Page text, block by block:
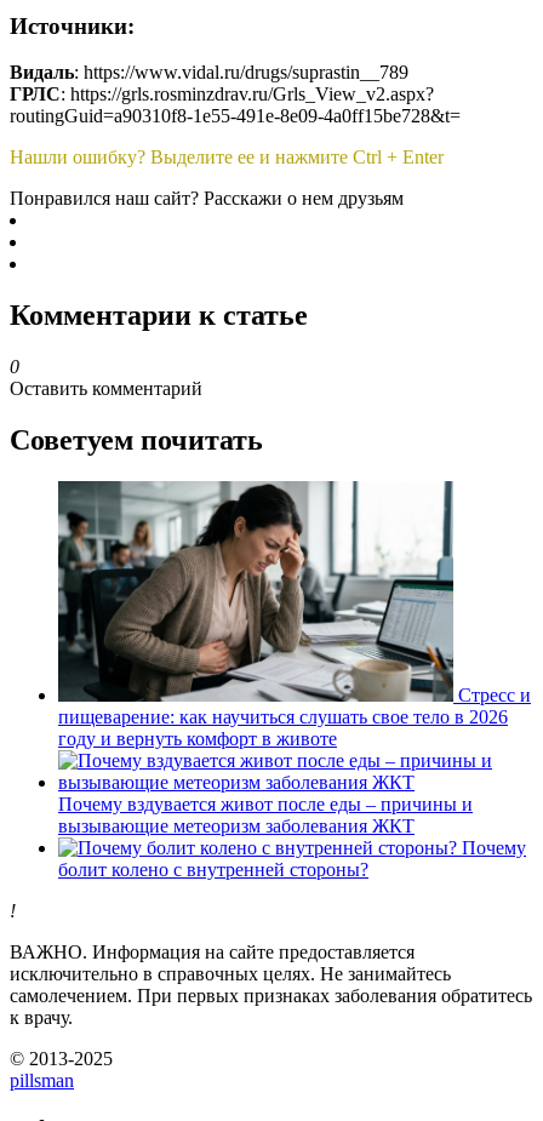
Источники:
Видаль: https://www.vidal.ru/drugs/suprastin__789
ГРЛС: https://grls.rosminzdrav.ru/Grls_View_v2.aspx?
routingGuid=a90310f8-1e55-491e-8e09-4a0ff15be728&t=
Нашли ошибку? Выделите ее и нажмите Ctrl + Enter
Понравился наш сайт? Расскажи о нем друзьям
Комментарии к статье
0
Оставить комментарий
Советуем почитать
Стресс и
пищеварение: как научиться слушать свое тело в 2026
году и вернуть комфорт в животе
Почему вздувается живот после еды – причины и
вызывающие метеоризм заболевания ЖКТ
Почему
болит колено с внутренней стороны?
!
ВАЖНО. Информация на сайте предоставляется
исключительно в справочных целях. Не занимайтесь
самолечением. При первых признаках заболевания обратитесь
к врачу.
© 2013-2025
pillsman